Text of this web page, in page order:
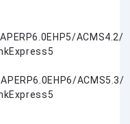
ACMS4.2/
ACMS5.3/